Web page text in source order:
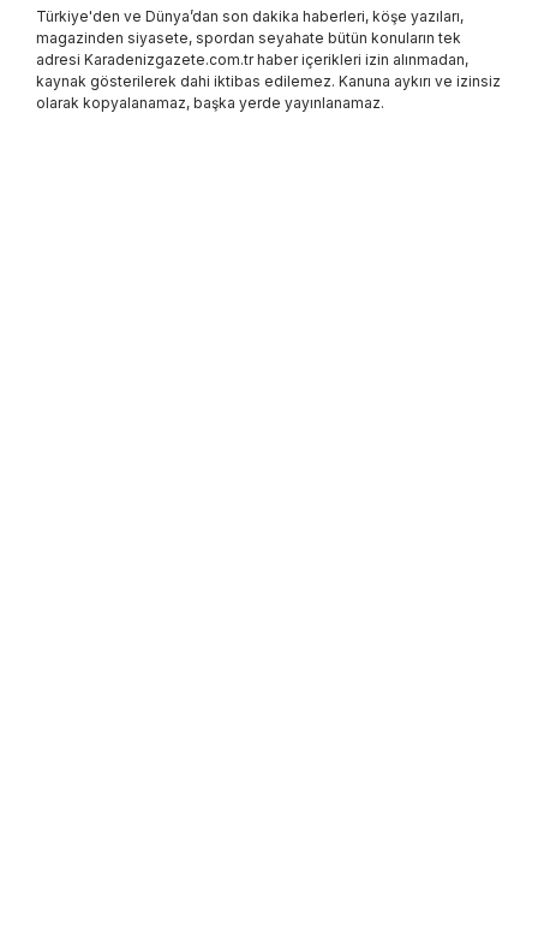
Türkiye'den ve Dünya’dan son dakika haberleri, köşe yazıları,
magazinden siyasete, spordan seyahate bütün konuların tek
adresi Karadenizgazete.com.tr haber içerikleri izin alınmadan,
kaynak gösterilerek dahi iktibas edilemez. Kanuna aykırı ve izinsiz
olarak kopyalanamaz, başka yerde yayınlanamaz.